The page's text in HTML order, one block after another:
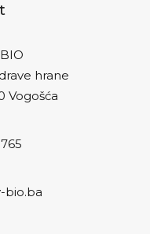
hrane
Vogošća
bio.ba